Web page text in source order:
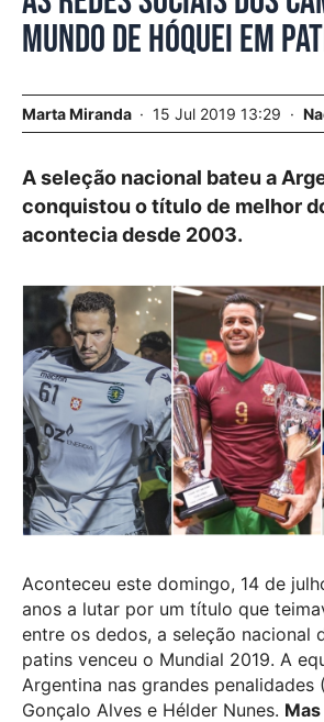
mundo de hóquei em
Marta Miranda 15 Jul 2019 13:29
A seleção nacional bateu a
conquistou o título de melhor
acontecia desde 2003.
Aconteceu este domingo, 14 de
anos a lutar por um título que
entre os dedos, a seleção nacional
patins venceu o Mundial 2019. A
Argentina nas grandes penalidades
Gonçalo Alves e Hélder Nunes.